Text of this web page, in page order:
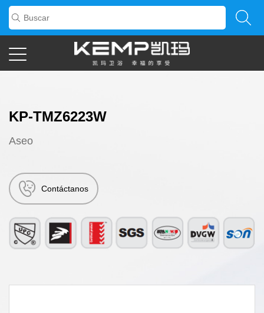
KP-TMZ6223W
Aseo
Contáctanos